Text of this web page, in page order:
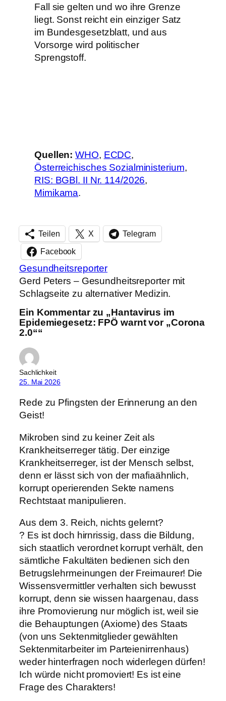
Fall sie gelten und wo ihre Grenze
liegt. Sonst reicht ein einziger Satz
im Bundesgesetzblatt, und aus
Vorsorge wird politischer
Sprengstoff.
Quellen: WHO, ECDC,
Österreichisches Sozialministerium,
RIS: BGBl. II Nr. 114/2026,
Mimikama.
Teilen X Telegram
Facebook
Gesundheitsreporter
Gerd Peters – Gesundheitsreporter mit
Schlagseite zu alternativer Medizin.
Ein Kommentar zu „Hantavirus im
Epidemiegesetz: FPÖ warnt vor „Corona
2.0““
Sachlichkeit
25. Mai 2026
Rede zu Pfingsten der Erinnerung an den
Geist!
Mikroben sind zu keiner Zeit als
Krankheitserreger tätig. Der einzige
Krankheitserreger, ist der Mensch selbst,
denn er lässt sich von der mafiaähnlich,
korrupt operierenden Sekte namens
Rechtstaat manipulieren.
Aus dem 3. Reich, nichts gelernt?
? Es ist doch hirnrissig, dass die Bildung,
sich staatlich verordnet korrupt verhält, den
sämtliche Fakultäten bedienen sich den
Betrugslehrmeinungen der Freimaurer! Die
Wissensvermittler verhalten sich bewusst
korrupt, denn sie wissen haargenau, dass
ihre Promovierung nur möglich ist, weil sie
die Behauptungen (Axiome) des Staats
(von uns Sektenmitglieder gewählten
Sektenmitarbeiter im Parteienirrenhaus)
weder hinterfragen noch widerlegen dürfen!
Ich würde nicht promoviert! Es ist eine
Frage des Charakters!